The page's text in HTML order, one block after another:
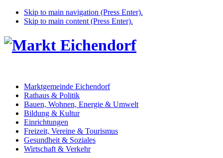
Skip to main navigation (Press Enter).
Skip to main content (Press Enter).
Marktgemeinde Eichendorf
Rathaus & Politik
Bauen, Wohnen, Energie & Umwelt
Bildung & Kultur
Einrichtungen
Freizeit, Vereine & Tourismus
Gesundheit & Soziales
Wirtschaft & Verkehr